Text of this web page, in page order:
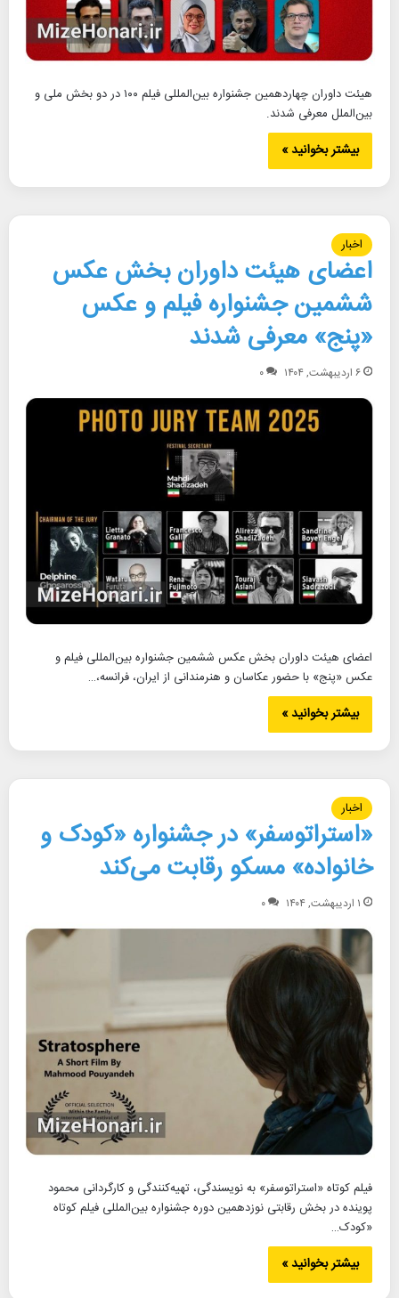
هیئت داوران چهاردهمین جشنواره بین‌المللی فیلم ۱۰۰ در دو بخش ملی و
بین‌الملل معرفی شدند.
بیشتر بخوانید »
اخبار
اعضای هیئت داوران بخش عکس
ششمین جشنواره فیلم و عکس
«پنج» معرفی شدند
۶ اردیبهشت, ۱۴۰۴ ۰
اعضای هیئت داوران بخش عکس ششمین جشنواره بین‌المللی فیلم و
عکس «پنج» با حضور عکاسان و هنرمندانی از ایران، فرانسه،…
بیشتر بخوانید »
اخبار
«استراتوسفر» در جشنواره «کودک و
خانواده» مسکو رقابت می‌کند
۱ اردیبهشت, ۱۴۰۴ ۰
فیلم کوتاه «استراتوسفر» به نویسندگی، تهیه‌کنندگی و کارگردانی محمود
پوینده در بخش رقابتی نوزدهمین دوره جشنواره بین‌المللی فیلم کوتاه
«کودک…
بیشتر بخوانید »